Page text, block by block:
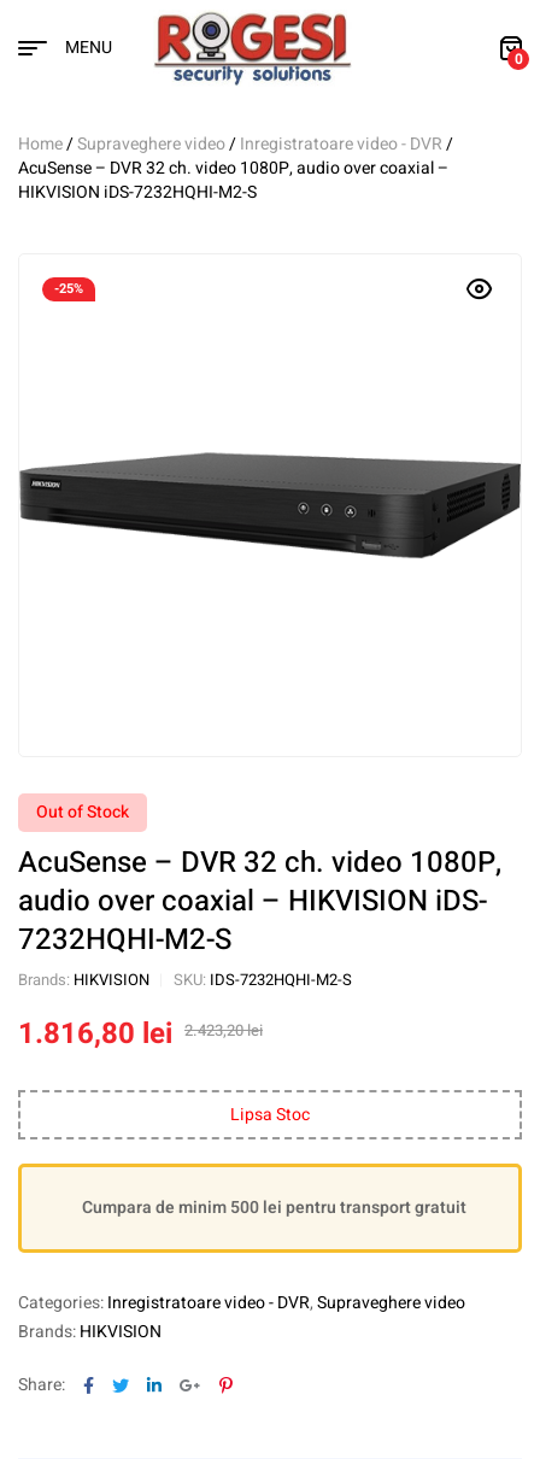
MENU 0
Home/Supraveghere video/Inregistratoare video - DVR/
AcuSense – DVR 32 ch. video 1080P, audio over coaxial –
HIKVISION iDS-7232HQHI-M2-S
-25%
Out of Stock
AcuSense – DVR 32 ch. video 1080P,
audio over coaxial – HIKVISION iDS-
7232HQHI-M2-S
Brands: HIKVISION SKU: IDS-7232HQHI-M2-S
2.423,20lei
1.816,80 lei
Lipsa Stoc
Cumpara de minim 500 lei pentru transport gratuit
Categories:Inregistratoare video - DVR,Supraveghere video
Brands:HIKVISION
Share: Facebook
TwitterLinkedinGoogle+Pinterest